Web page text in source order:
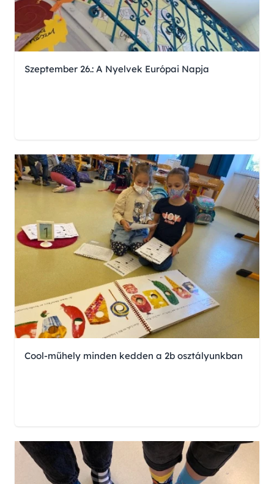
Szeptember 26.: A Nyelvek Európai Napja
Cool-műhely minden kedden a 2b osztályunkban